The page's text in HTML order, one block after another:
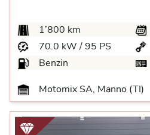
1’800 km
70.0 kW / 95 PS
Benzin
Motomix SA, Manno (TI)